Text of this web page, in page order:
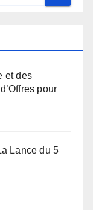
et des
pour
Lance du 5